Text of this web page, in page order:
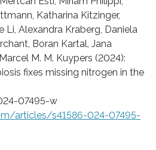
Katharina Kitzinger,
Li, Alexandra Kraberg, Daniela
Boran Kartal, Jana
M. M. Kuypers (2024):
fixes missing nitrogen in the
07495-w
articles/s41586-024-07495-